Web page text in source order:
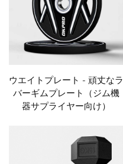
ウエイトプレート - 頑丈なラ
バーギムプレート（ジム機
器サプライヤー向け）